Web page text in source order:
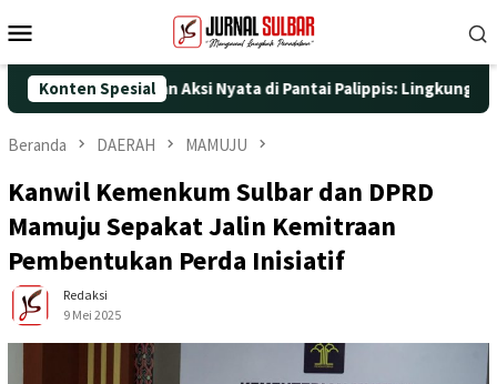
ke
Mobile
Konten Spesial
25 dengan Aksi Nyata di Pantai Palippis: Lingkungan dan
Beranda DAERAH MAMUJU
Kanwil Kemenkum Sulbar dan DPRD
Mamuju Sepakat Jalin Kemitraan
Pembentukan Perda Inisiatif
Redaksi
9 Mei 2025